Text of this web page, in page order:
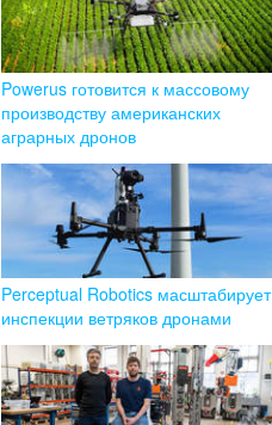
Powerus готовится к массовому
производству американских
аграрных дронов
Perceptual Robotics масштабирует
инспекции ветряков дронами